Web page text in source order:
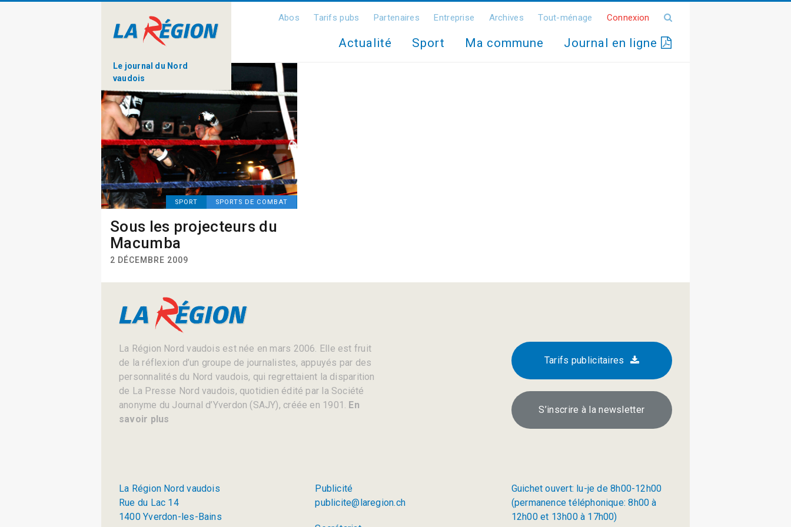
Le journal du Nord
vaudois
Abos Tarifs pubs Partenaires Entreprise Archives Tout-ménage Connexion
Actualité Sport Ma commune Journal en ligne
SPORT SPORTS DE COMBAT
Sous les projecteurs du
Macumba
2 DÉCEMBRE 2009
La Région Nord vaudois est née en mars 2006. Elle est fruit
de la réflexion d’un groupe de journalistes, appuyés par des
personnalités du Nord vaudois, qui regrettaient la disparition
de La Presse Nord vaudois, quotidien édité par la Société
anonyme du Journal d’Yverdon (SAJY), créée en 1901. En
savoir plus
Tarifs publicitaires
S’inscrire à la newsletter
La Région Nord vaudois
Rue du Lac 14
1400 Yverdon-les-Bains
Publicité
publicite@laregion.ch
Guichet ouvert: lu-je de 8h00-12h00
(permanence téléphonique: 8h00 à
12h00 et 13h00 à 17h00)